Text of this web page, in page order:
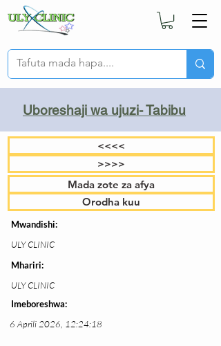
Uboreshaji wa ujuzi- Tabibu
<<<<
>>>>
Mada zote za afya
Orodha kuu
Mwandishi:
ULY CLINIC
Mhariri:
ULY CLINIC
Imeboreshwa:
6 Aprili 2026, 12:24:18